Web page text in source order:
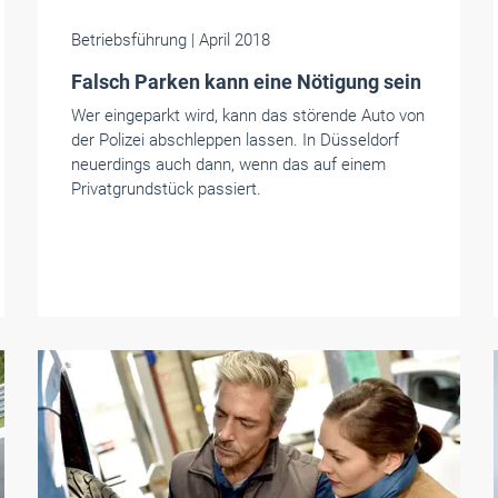
Betriebsführung | April 2018
Falsch Parken kann eine Nötigung sein
Wer eingeparkt wird, kann das störende Auto von
der Polizei abschleppen lassen. In Düsseldorf
neuerdings auch dann, wenn das auf einem
Privatgrundstück passiert.